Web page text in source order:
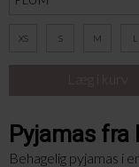
XS S M L
Pyjamas fra
Behagelig pyjamas i